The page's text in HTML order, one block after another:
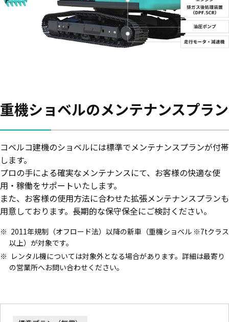
重機ショベルのメンテナンスプラン
コベルコ建機のショベルには標準でメンテナンスプランが付帯
します。
プロの手による確実なメンテナンスにて、お客様の快適な使
用・稼働をサポートいたします。
また、お客様の使用方法に合わせた拡張メンテナンスプランも
用意しております。長期的な保守保全にご検討ください。
2011年規制（オフロード法）以降の新車（重機ショベル ※7tクラス
以上）が対象です。
レンタル機については対象外となる場合があります。詳細は最寄り
の営業所へお問い合わせください。